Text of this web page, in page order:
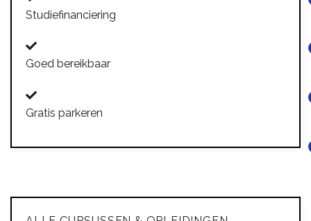
Studiefinanciering
Goed bereikbaar
Gratis parkeren